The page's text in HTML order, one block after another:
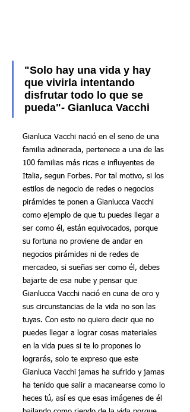
"Solo hay una vida y hay
que vivirla intentando
disfrutar todo lo que se
pueda"- Gianluca Vacchi
Gianluca Vacchi nació en el seno de una
familia adinerada, pertenece a una de las
100 familias más ricas e influyentes de
Italia, segun Forbes. Por tal motivo, si los
estilos de negocio de redes o negocios
pirámides te ponen a Gianlucca Vacchi
como ejemplo de que tu puedes llegar a
ser como él, están equivocados, porque
su fortuna no proviene de andar en
negocios pirámides ni de redes de
mercadeo, si sueñas ser como él, debes
bajarte de esa nube y pensar que
Gianlucca Vacchi nació en cuna de oro y
sus circunstancias de la vida no son las
tuyas. Con esto no quiero decir que no
puedes llegar a lograr cosas materiales
en la vida pues si te lo propones lo
lograrás, solo te expreso que este
Gianluca Vacchi jamas ha sufrido y jamas
ha tenido que salir a macanearse como lo
heces tú, así es que esas imágenes de él